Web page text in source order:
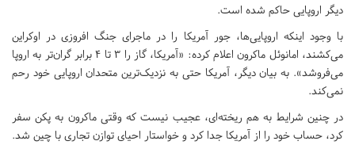
دیگر اروپایی حاکم شده است.
با وجود اینکه اروپایی‌ها، جور آمریکا را در ماجرای جنگ افروزی در اوکراین
می‌کشند، امانوئل ماکرون اعلام کرده: «آمریکا، گاز را ۳ تا ۴ برابر گران‌‌تر به اروپا
می‌‌‌فروشد». به بیان دیگر، آمریکا حتی به نزدیک‌ترین متحدان اروپایی خود رحم
نمی‌کند.
در چنین شرایط به هم ریخته‌ای، عجیب نیست که وقتی ماکرون به پکن سفر
کرد، حساب خود را از آمریکا جدا کرد و خواستار احیای توازن تجاری با چین شد.